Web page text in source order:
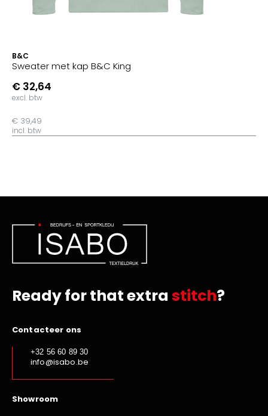
B&C
Sweater met kap B&C King
€ 32,64
excl. btw
€ 39,49
incl. btw
Ready for that extra stitch?
Contacteer ons
+32 56 60 89 30
info@isabo.be
Showroom